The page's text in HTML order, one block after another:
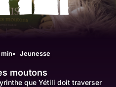
Jeunesse
moutons
que Yétili doit traverser